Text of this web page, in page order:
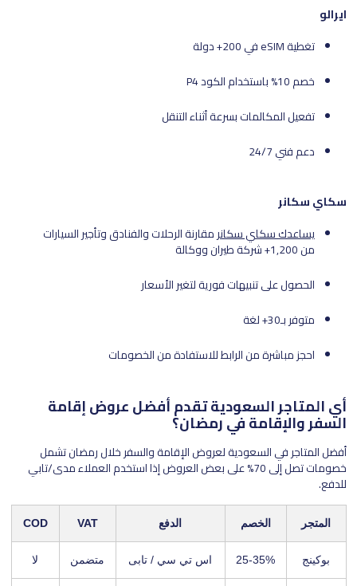
ايرالو
تغطية eSIM في 200+ دولة
خصم 10% باستخدام الكود P4
تفعيل المكالمات بسرعة أثناء التنقل
دعم فني 24/7
سكاي سكانر
يساعدك سكاي سكانرمقارنة الرحلات والفنادق وتأجير السيارات
من 1,200+ شركة طيران ووكالة
الحصول على تنبيهات فورية لتغير الأسعار
متوفر بـ30+ لغة
احجز مباشرة من الرابط للاستفادة من الخصومات
أي المتاجر السعودية تقدم أفضل عروض إقامة
السفر والإقامة في رمضان؟
أفضل المتاجر في السعودية لعروض الإقامة والسفر خلال رمضان تشمل
خصومات تصل إلى 70% على بعض العروض إذا استخدم العملاء مدى/تابي
للدفع.
المتجر الخصم الدفع VAT
COD
بوكينج 25-35% اس تي سي / تابى متضمن لا